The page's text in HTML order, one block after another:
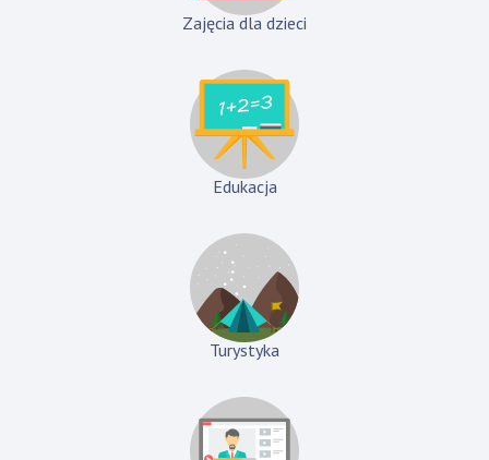
Zajęcia dla dzieci
Edukacja
Turystyka